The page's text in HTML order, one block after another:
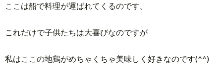
ここは船で料理が運ばれてくるのです。
これだけで子供たちは大喜びなのですが
私はここの地鶏がめちゃくちゃ美味しく好きなのです(^^)